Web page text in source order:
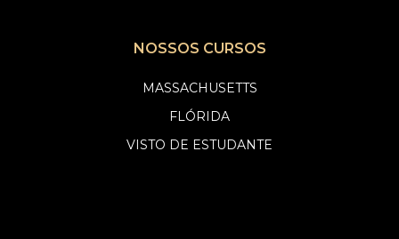
NOSSOS CURSOS
MASSACHUSETTS
FLÓRIDA
VISTO DE ESTUDANTE